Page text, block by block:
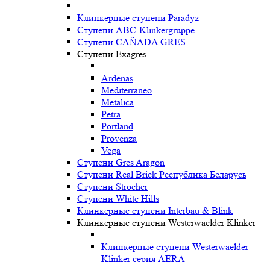
Клинкерные ступени Paradyz
Ступени ABC-Klinkergruppe
Ступени CAÑADA GRES
Ступени Exagres
Ardenas
Mediterraneo
Metalica
Petra
Portland
Provenza
Vega
Ступени Gres Aragon
Ступени Real Brick Республика Беларусь
Ступени Stroeher
Ступени White Hills
Клинкерные ступени Interbau & Blink
Клинкерные ступени Westerwaelder Klinker
Клинкерные ступени Westerwaelder
Klinker серия AERA